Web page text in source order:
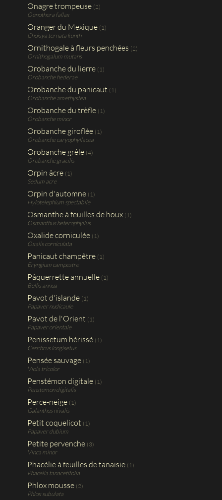
Onagre trompeuse (2)
Oenothera fallax
Oranger du Mexique (1)
Choisya ternata kunth
Ornithogale à fleurs penchées (2)
Ornithogalum mutans
Orobanche du lierre (1)
Orobanche hederae
Orobanche du panicaut (1)
Orobanche amethystea
Orobanche du trèfle (1)
Orobanche minor
Orobanche giroflée (1)
Orobanche caryophyllacea
Orobanche grêle (4)
Orobanche gracilis
Orpin âcre (1)
Sedum acre
Orpin d'automne (1)
Hylotelephium spectabile
Osmanthe à feuilles de houx (1)
Osmanthus heterophyllus
Oxalide corniculée (1)
Oxalis corniculata
Panicaut champêtre (1)
Eryngium campestre
Pâquerrette annuelle (1)
Bellis annua
Pavot d'islande (1)
Papaver nudicaule
Pavot de l'Orient (1)
Papaver orientale
Penissetum hérissé (1)
Cenchrus longisetus
Pensée sauvage (1)
Viola tricolor
Penstémon digitale (1)
Penstemon digitalis
Perce-neige (1)
Galanthus nivalis
Petit coquelicot (1)
Papaver dubium
Petite pervenche (3)
Vinca minor
Phacélie à feuilles de tanaisie (1)
Phacelia tanacetifolia
Phlox mousse (2)
Phlox subulata